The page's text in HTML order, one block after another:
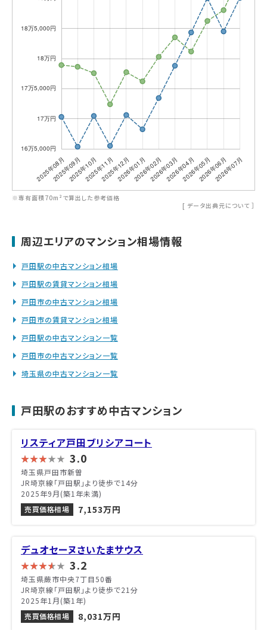
※専有面積70m²で算出した参考価格
[ データ出典元について ］
周辺エリアのマンション相場情報
戸田駅の中古マンション相場
戸田駅の賃貸マンション相場
戸田市の中古マンション相場
戸田市の賃貸マンション相場
戸田駅の中古マンション一覧
戸田市の中古マンション一覧
埼玉県の中古マンション一覧
戸田駅のおすすめ中古マンション
リスティア戸田ブリシアコート
3.0
埼玉県戸田市新曽
JR埼京線「戸田駅」より徒歩で14分
2025年9月(築1年未満)
売買価格相場
7,153万円
デュオセーヌさいたまサウス
3.2
埼玉県蕨市中央7丁目50番
JR埼京線「戸田駅」より徒歩で21分
2025年1月(築1年)
売買価格相場
8,031万円